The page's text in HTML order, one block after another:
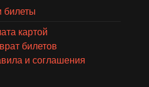
билеты
картой
билетов
и соглашения